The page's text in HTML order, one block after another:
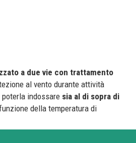
a due vie con trattamento
al vento durante attività
indossare sia al di sopra di
della temperatura di